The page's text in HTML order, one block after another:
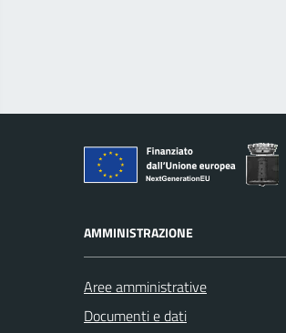
AMMINISTRAZIONE
Aree amministrative
Documenti e dati